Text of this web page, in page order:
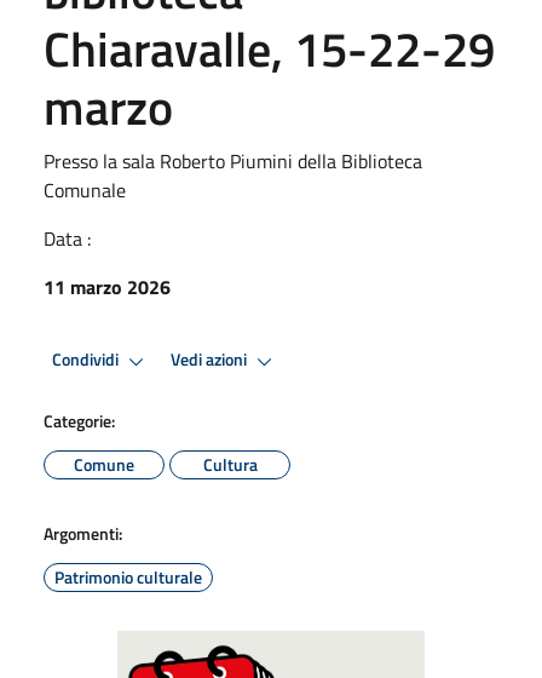
Chiaravalle, 15-22-29
marzo
Presso la sala Roberto Piumini della Biblioteca
Comunale
Data :
11 marzo 2026
Condividi Vedi azioni
Categorie:
Comune
Cultura
Argomenti:
Patrimonio culturale